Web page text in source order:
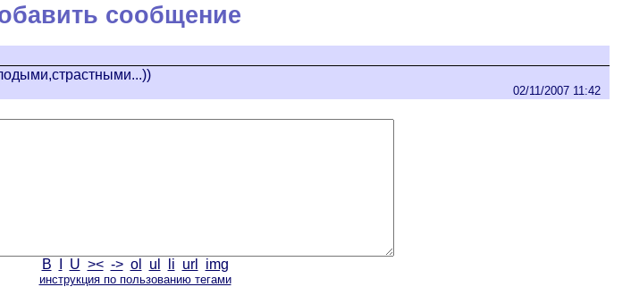
сообщение
02/11/2007 11:42
B U >< -> ol ul li url img
инструкция по пользованию тегами